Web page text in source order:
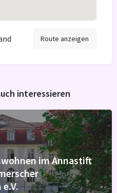
Route anzeigen
interessieren
im Annastift